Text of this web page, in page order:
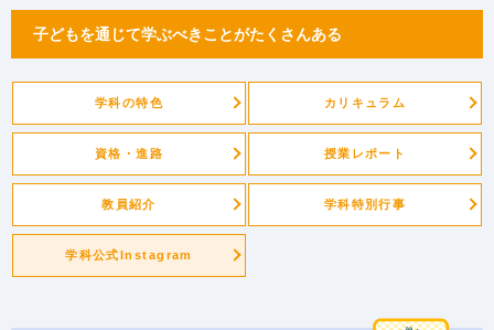
子どもを通じて学ぶべきことがたくさんある
学科の特色 カリキュラム
資格・進路 授業レポート
教員紹介 学科特別行事
学科公式Instagram